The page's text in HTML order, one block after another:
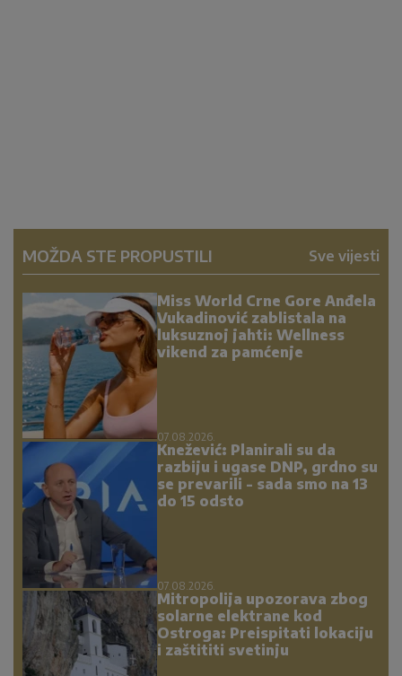
MOŽDA STE PROPUSTILI Sve vijesti
Miss World Crne Gore Anđela
Vukadinović zablistala na
luksuznoj jahti: Wellness
vikend za pamćenje
07.08.2026.
Knežević: Planirali su da
razbiju i ugase DNP, grdno su
se prevarili - sada smo na 13
do 15 odsto
07.08.2026.
Mitropolija upozorava zbog
solarne elektrane kod
Ostroga: Preispitati lokaciju
i zaštititi svetinju